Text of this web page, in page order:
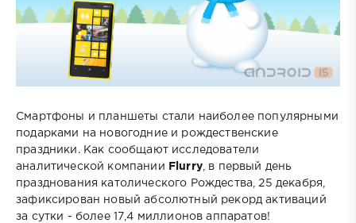
Смартфоны и планшеты стали наиболее популярными
подарками на новогодние и рождественские
праздники. Как сообщают исследователи
аналитической компании
Flurry, в первый день
празднования католического Рождества, 25 декабря,
зафиксирован новый абсолютный рекорд активаций
за сутки - более 17,4 миллионов аппаратов!